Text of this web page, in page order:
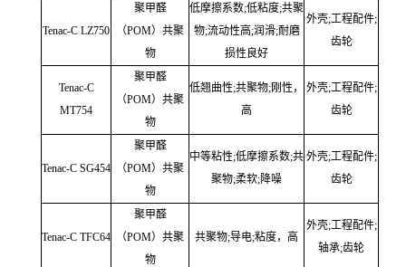
Tenac-C LZ750
聚甲醛
（POM）共聚
物
低摩擦系数;低粘度;共聚
物;流动性高;润滑;耐磨
损性良好
外壳;工程配件;
齿轮
Tenac-C
MT754
聚甲醛
（POM）共聚
物
低翘曲性;共聚物;刚性，
高
外壳;工程配件;
齿轮
Tenac-C SG454
聚甲醛
（POM）共聚
物
中等粘性;低摩擦系数;共
聚物;柔软;降噪
外壳;工程配件;
齿轮
Tenac-C TFC64
聚甲醛
（POM）共聚
物
共聚物;导电;粘度，高
外壳;工程配件;
轴承;齿轮